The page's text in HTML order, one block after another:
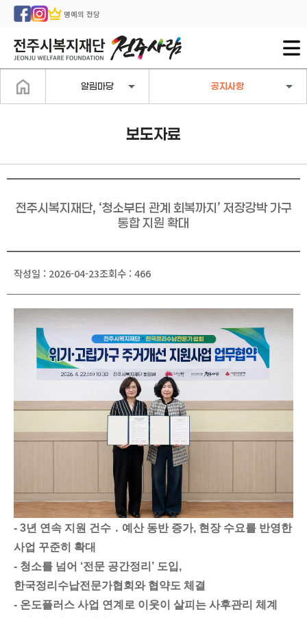
명예의 전당
알림마당 공지사항
보도자료
전주시복지재단, ‘청소부터 관계 회복까지’ 저장강박 가구
통합 지원 확대
작성일 : 2026-04-23조회수 : 466
- 3년 연속 지원 건수 ․ 예산 동반 증가, 현장 수요를 반영한
사업 꾸준히 확대
- 청소를 넘어 ‘전문 공간정리’ 도입,
한국정리수납전문가협회와 협약도 체결
- 온도플러스 사업 연계로 이웃이 살피는 사후관리 체계